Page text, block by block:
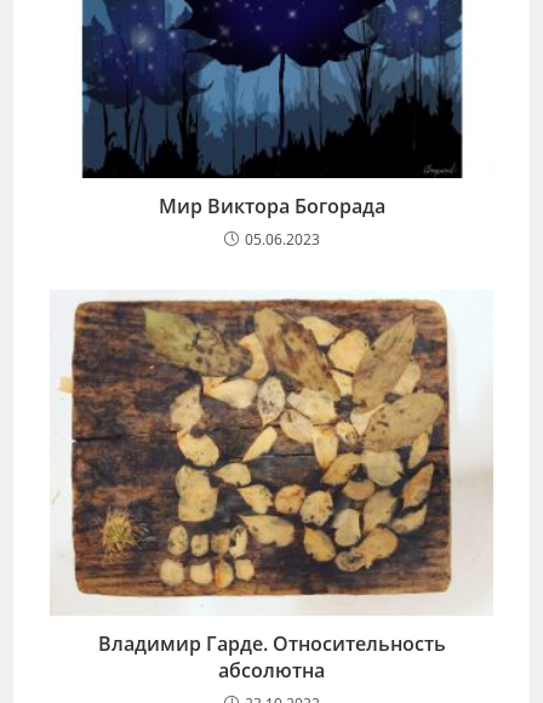
Мир Виктора Богорада
05.06.2023
Владимир Гарде. Относительность
абсолютна